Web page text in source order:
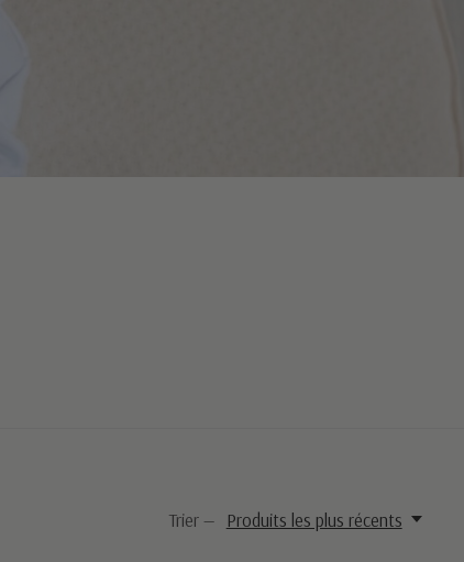
Trier — Produits les plus récents